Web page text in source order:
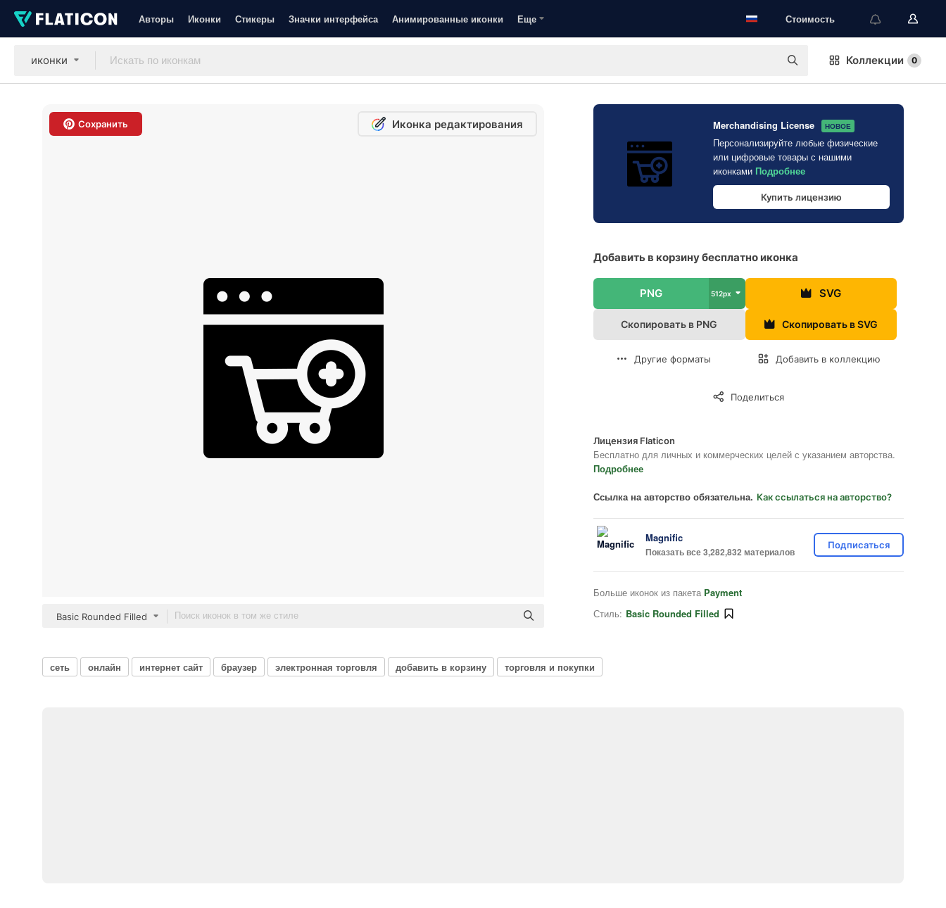
Авторы Иконки Стикеры Значки интерфейса Анимированные иконки Еще Стоимость
иконки Коллекции 0
Сохранить Иконка редактирования
Basic Rounded Filled
Merchandising License НОВОЕ
Персонализируйте любые физические
или цифровые товары с нашими
иконками Подробнее
Купить лицензию
Добавить в корзину бесплатно иконка
PNG 512px SVG
Скопировать в PNG Скопировать в SVG
Другие форматы Добавить в коллекцию
Поделиться
Лицензия Flaticon
Бесплатно для личных и коммерческих целей с указанием авторства.
Подробнее
Ссылка на авторство обязательна. Как ссылаться на авторство?
Magnific
Показать все 3,282,832 материалов
Подписаться
Больше иконок из пакета Payment
Стиль: Basic Rounded Filled
сеть онлайн интернет сайт браузер электронная торговля добавить в корзину торговля и покупки